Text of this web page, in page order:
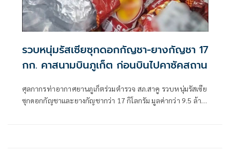
รวบหนุ่มรัสเซียซุกดอกกัญชา-ยางกัญชา 17
กก. คาสนามบินภูเก็ต ก่อนบินไปคาซัคสถาน
ศุลกากรท่าอากาศยานภูเก็ตร่วมตำรวจ สภ.สาคู รวบหนุ่มรัสเซีย
ซุกดอกกัญชาและยางกัญชากว่า 17 กิโลกรัม มูลค่ากว่า 9.5 ล้าน